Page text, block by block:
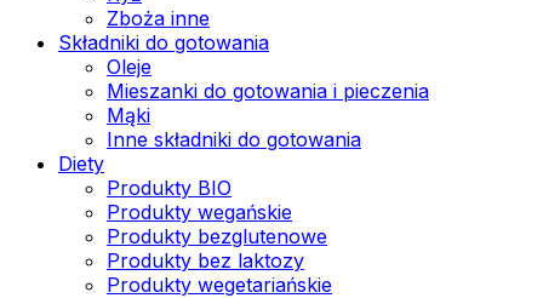
Zboża inne
Składniki do gotowania
Oleje
Mieszanki do gotowania i pieczenia
Mąki
Inne składniki do gotowania
Diety
Produkty BIO
Produkty wegańskie
Produkty bezglutenowe
Produkty bez laktozy
Produkty wegetariańskie